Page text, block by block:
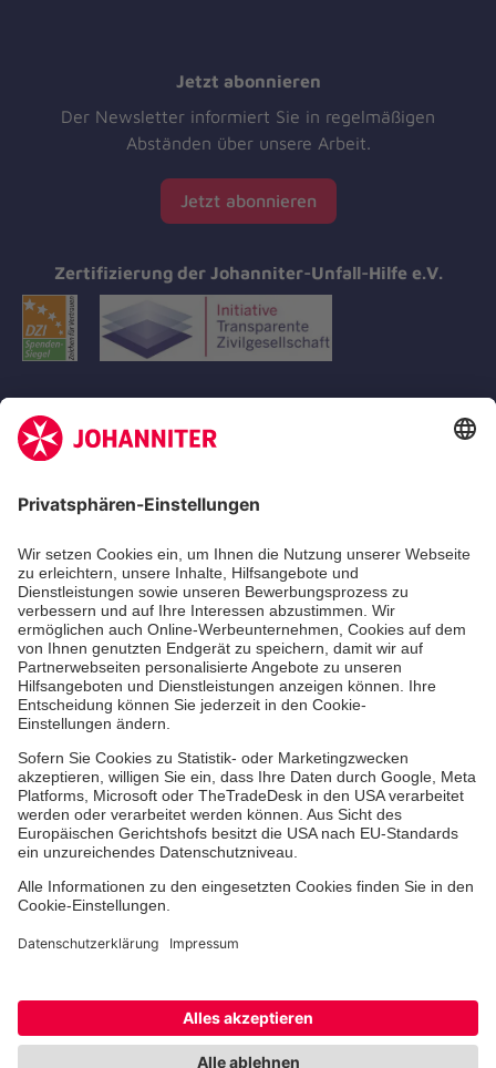
Jetzt abonnieren
Der Newsletter informiert Sie in regelmäßigen
Abständen über unsere Arbeit.
Jetzt abonnieren
Zertifizierung der Johanniter-Unfall-Hilfe e.V.
Erste-Hilfe-Kurse
Jobs
Ehrenamt
Freiwilligendienst
Johanniter-Jugend
Spendenprojekte
Kindertagesstätten
Einrichtungen
Cookie-Einstellungen Datenschutz Barrierefreiheit